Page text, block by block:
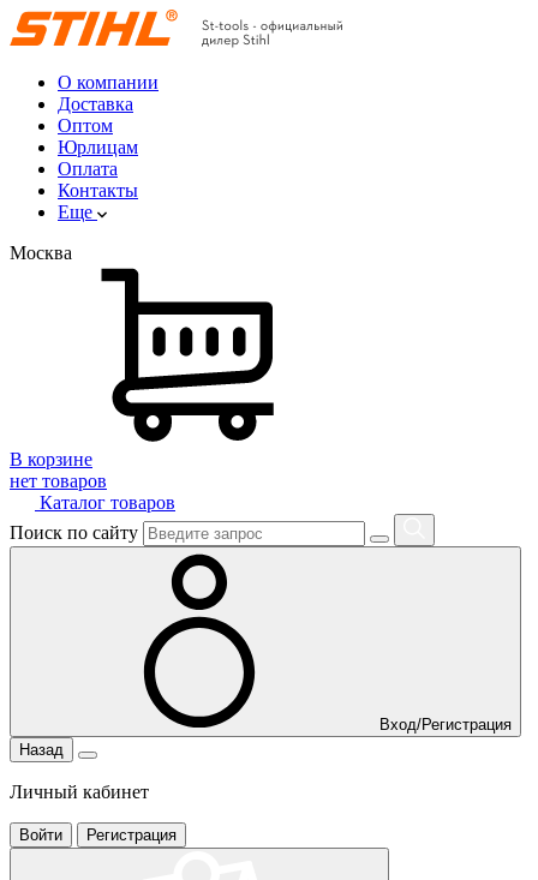
О компании
Доставка
Оптом
Юрлицам
Оплата
Контакты
Еще
Москва
В корзине
нет товаров
Каталог товаров
Поиск по сайту
Вход/Регистрация
Назад
Личный кабинет
Войти Регистрация